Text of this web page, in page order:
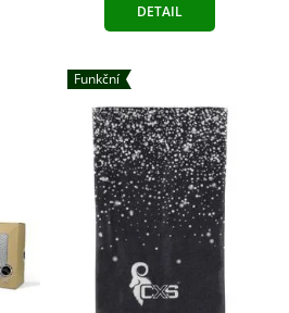
DETAIL
Funkční